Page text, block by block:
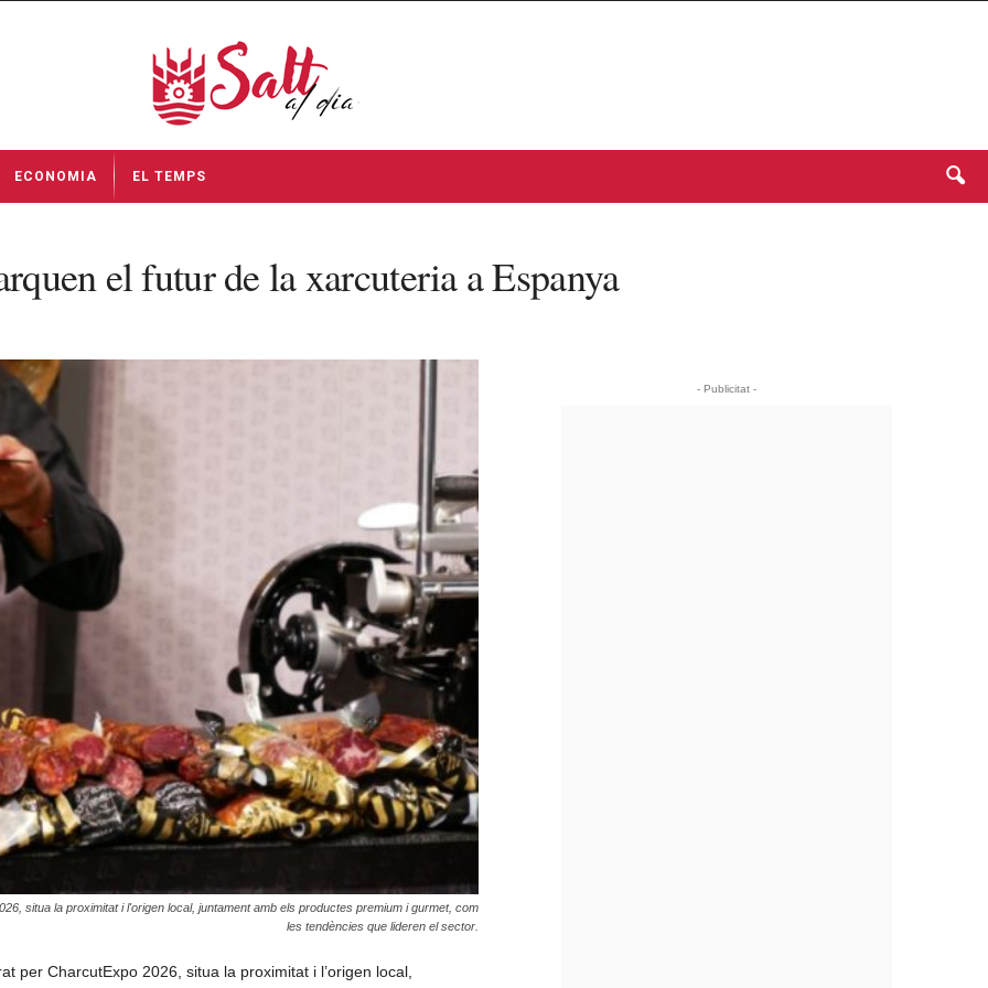
ECONOMIA EL TEMPS
el futur de la xarcuteria a Espanya
situa la proximitat i l'origen local, juntament amb els productes premium i gurmet, com
les tendències que lideren el sector.
per CharcutExpo 2026, situa la proximitat i l’origen local,
- Publicitat -